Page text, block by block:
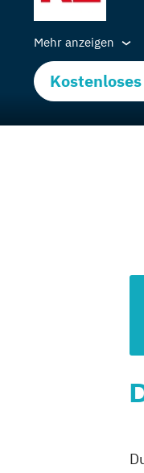
Mehr anzeigen